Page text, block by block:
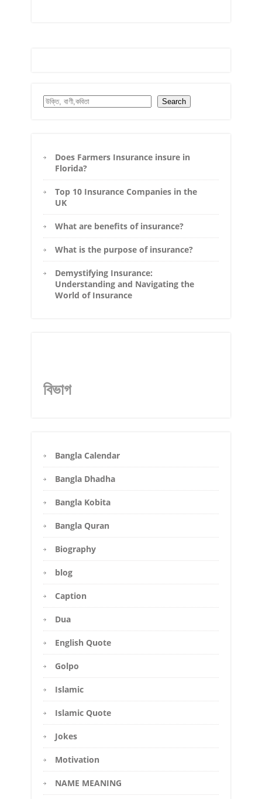
Search Search
Does Farmers Insurance insure in
Florida?
Top 10 Insurance Companies in the
UK
What are benefits of insurance?
What is the purpose of insurance?
Demystifying Insurance:
Understanding and Navigating the
World of Insurance
বিভাগ
Bangla Calendar
Bangla Dhadha
Bangla Kobita
Bangla Quran
Biography
blog
Caption
Dua
English Quote
Golpo
Islamic
Islamic Quote
Jokes
Motivation
NAME MEANING